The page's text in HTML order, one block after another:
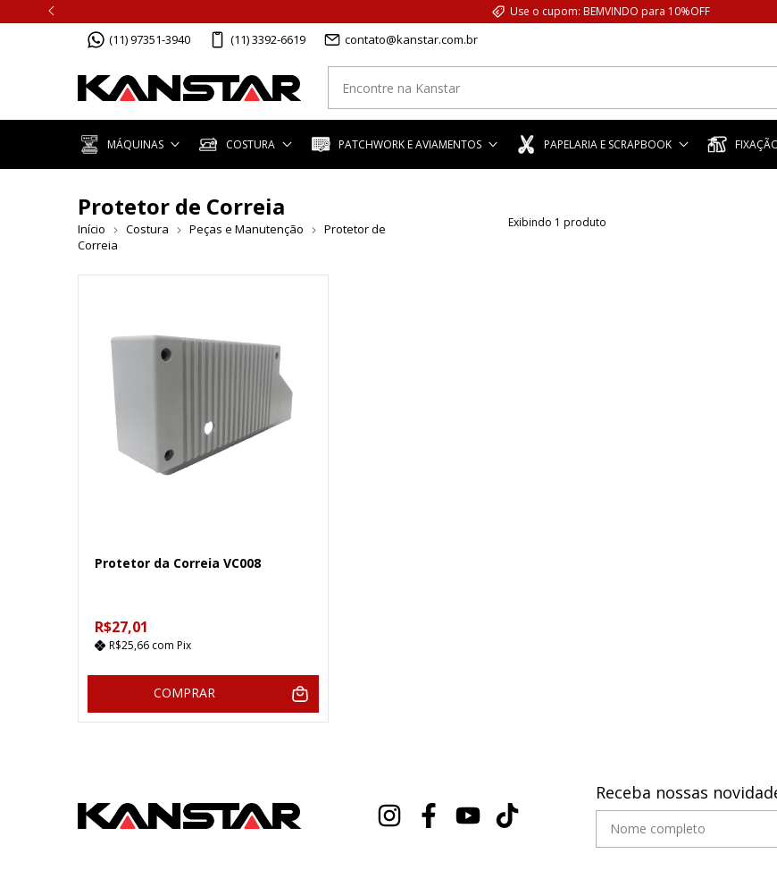
Use o cupom: BEMVINDO para 10%OFF
(11) 97351-3940 (11) 3392-6619 contato@kanstar.com.br
MÁQUINAS COSTURA PATCHWORK E AVIAMENTOS PAPELARIA E SCRAPBOOK
Protetor de Correia
Início Costura Peças e Manutenção
Protetor de
Correia
Exibindo 1 produto
Protetor da Correia VC008
R$27,01
R$25,66 com Pix
COMPRAR
Receba nossas